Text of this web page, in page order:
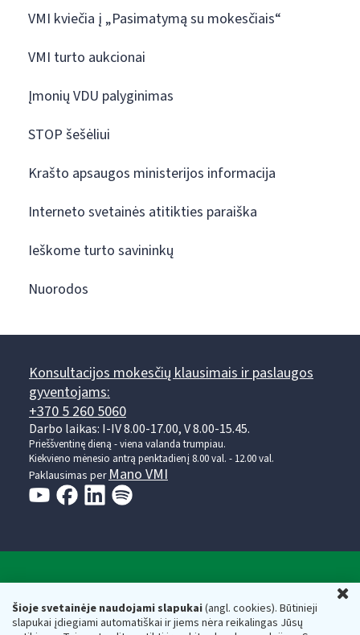
Šioje svetainėje naudojami slapukai(angl. cookies). Būtinieji
slapukai įdiegiami automatiškai ir jiems nėra reikalingas Jūsų
VMI kviečia į „Pasimatymą su mokesčiais“
VMI turto aukcionai
Įmonių VDU palyginimas
STOP šešėliui
Krašto apsaugos ministerijos informacija
Interneto svetainės atitikties paraiška
Ieškome turto savininkų
Nuorodos
Konsultacijos mokesčių klausimais ir paslaugos
gyventojams:
+370 5 260 5060
Darbo laikas: I-IV 8.00-17.00, V 8.00-15.45.
Prieššventinę dieną - viena valanda trumpiau.
Kiekvieno mėnesio antrą penktadienį 8.00 val. - 12.00 val.
Paklausimas per Mano VMI
Respublikos finansų ministerijos